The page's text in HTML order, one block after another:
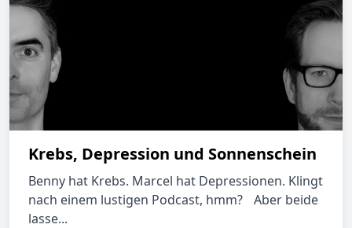
Krebs, Depression und Sonnenschein
Benny hat Krebs. Marcel hat Depressionen. Klingt
nach einem lustigen Podcast, hmm? Aber beide
lasse...